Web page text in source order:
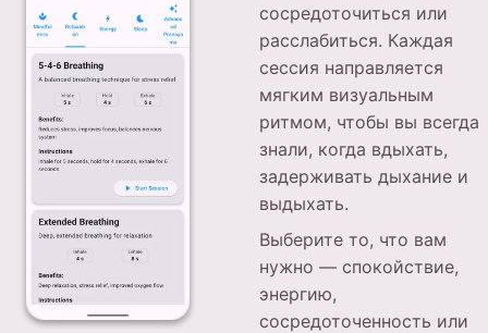
сосредоточиться или
расслабиться. Каждая
сессия направляется
мягким визуальным
ритмом, чтобы вы всегда
знали, когда вдыхать,
задерживать дыхание и
выдыхать.
Выберите то, что вам
нужно — спокойствие,
энергию,
сосредоточенность или